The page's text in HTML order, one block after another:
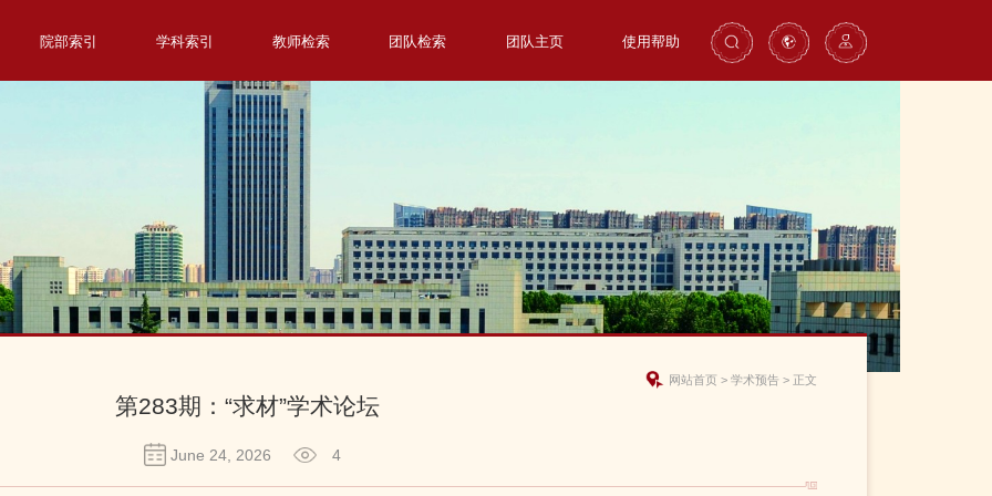
院部索引 学科索引 教师检索 团队检索 团队主页 使用帮助
网站首页 > 学术预告 > 正文
第283期：“求材”学术论坛
June 24, 2026 4